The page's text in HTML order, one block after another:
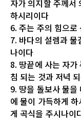
자가 의지할 주께서
하시리이다
6. 주는 주의 힘으로
7. 바다의 설렘과 물
나이다
8. 땅끝에 사는 자
침 되는 것과 저녁
9. 땅을 돌보사 물
에 물이 가득하게
게 곡식을 주시나이